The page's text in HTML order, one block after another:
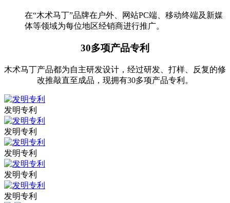
在“木术马丁”品牌在户外、网站PC端、移动终端及新媒
体等领域为每位地区经销商进行推广。
30多项产品专利
木术马丁产品都为自主研发设计，经过研发、打样、反复的修
改推敲直至成品，现拥有30多项产品专利。
发明专利
发明专利
发明专利
发明专利
发明专利